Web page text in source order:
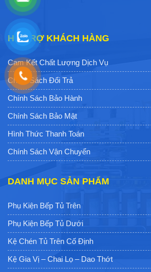
HỖ TRỢ KHÁCH HÀNG
Cam Kết Chất Lượng Dịch Vụ
Chính Sách Đổi Trả
Chính Sách Bảo Hành
Chính Sách Bảo Mật
Hình Thức Thanh Toán
Chính Sách Vận Chuyển
DANH MỤC SẢN PHẨM
Phụ Kiện Bếp Tủ Trên
Phụ Kiện Bếp Tủ Dưới
Kệ Chén Tủ Trên Cố Định
Kệ Gia Vị – Chai Lọ – Dao Thớt